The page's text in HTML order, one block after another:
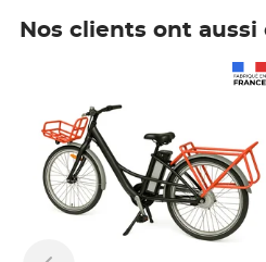
Nos clients ont